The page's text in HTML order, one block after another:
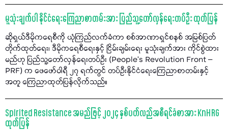
မူသုံးချက်ပါ နိုင်ငံရေးကြေညာစာတမ်းအား ပြည်သူ့တော်လှန်ရေးတပ်ဦး ထုတ်ပြန်
ဆိုရှယ်ဒီမိုကရေစီကို ယုံကြည်လက်ခံကာ စစ်အာဏာရှင်စနစ် အမြစ်ပြတ်
တိုက်ထုတ်ရေး၊ ဒီမိုကရေစီရေးနှင့် ငြိမ်းချမ်းရေး မူသုံးချက်အား ကိုင်စွဲထား
မည်ဟု ပြည်သူ့တော်လှန်ရေးတပ်ဦး (People’s Revolution Front –
PRF) က ဖေဖော်ဝါရီ ၂၇ ရက်တွင် တပ်ဦးနိုင်ငံရေးကြေညာစာတမ်းနှင့်
အတူ ကြေညာထုတ်ပြန်လိုက်သည်။
Spirited Resistance အမည်ဖြင့် ၂၀၂၄ နှစ်ပတ်လည်အစီရင်ခံစာအား KnHRG
ထုတ်ပြန်